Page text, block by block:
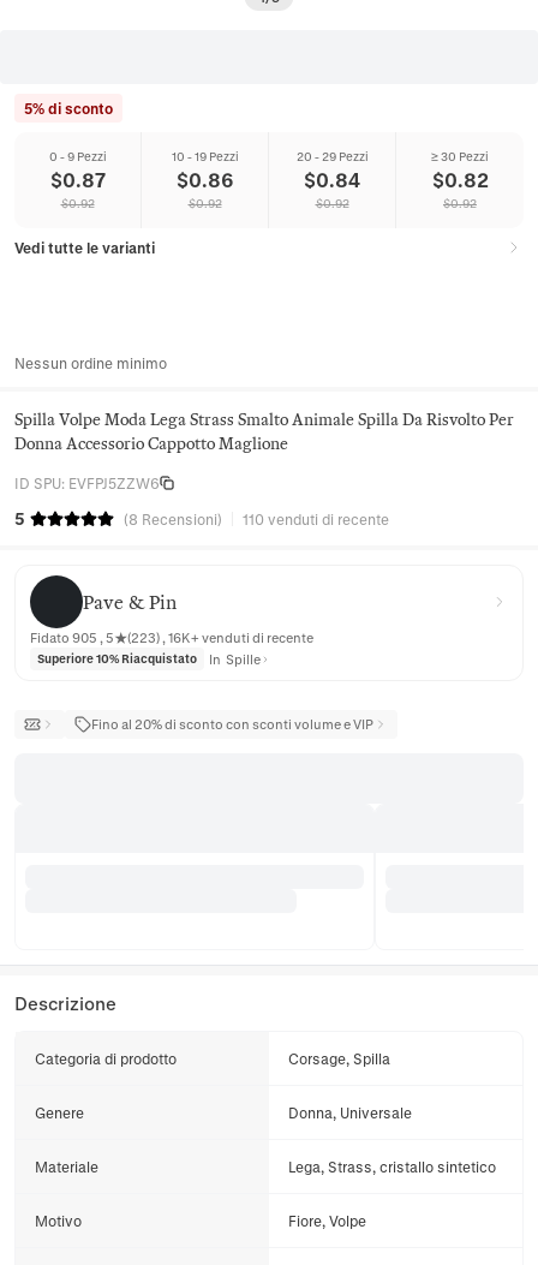
5% di sconto
0 - 9 Pezzi
$0.87
$0.92
10 - 19 Pezzi
$0.86
$0.92
20 - 29 Pezzi
$0.84
$0.92
≥ 30 Pezzi
$0.82
$0.92
Vedi tutte le varianti
Nessun ordine minimo
Spilla Volpe Moda Lega Strass Smalto Animale Spilla Da Risvolto Per
Donna Accessorio Cappotto Maglione
ID SPU: EVFPJ5ZZW6
5 (8 Recensioni) 110 venduti di recente
Pave & Pin
Pave & Pin
Fidato 905 , 5★(223) , 16K+ venduti di recente
Superiore 10% Riacquistato In Spille
Fino al 20% di sconto con sconti volume e VIP
Descrizione
Categoria di prodotto Corsage, Spilla
Genere Donna, Universale
Materiale Lega, Strass, cristallo sintetico
Motivo Fiore, Volpe